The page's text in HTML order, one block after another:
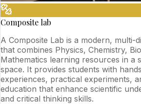
Composite lab
A Composite Lab is a modern, multi-
that combines Physics, Chemistry,
Mathematics learning resources in a
space. It provides students with
experiences, practical experiments,
education that enhance scientific
and critical thinking skills.